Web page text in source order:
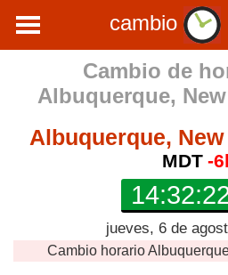
cambio
Cambio de
Albuquerque,
Albuquerque,
MDT -
jueves, 6 de
Cambio horario